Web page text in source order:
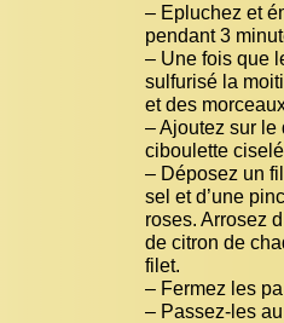
– Epluchez et
pendant 3
– Une fois que
sulfurisé la
et des
– Ajoutez sur le
ciboulette
– Déposez un
sel et d’une
roses. Arrosez
de citron de
filet.
– Fermez les
– Passez-les